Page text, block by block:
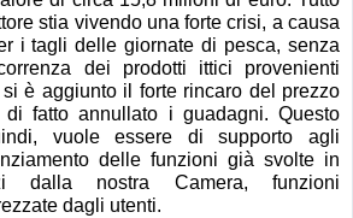
stia vivendo una forte crisi, a causa
i tagli delle giornate di pesca, senza
dei prodotti ittici provenienti
si è aggiunto il forte rincaro del prezzo
di fatto annullato i guadagni.Questo
vuole essere di supporto agli
delle funzioni già svolte in
dalla nostra Camera, funzioni
dagli utenti.